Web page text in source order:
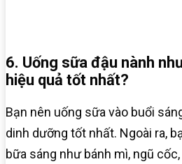
6. Uống sữa đậu nành
hiệu quả tốt nhất?
Bạn nên uống sữa vào buổi
dinh dưỡng tốt nhất. Ngoài ra,
bữa sáng như bánh mì, ngũ